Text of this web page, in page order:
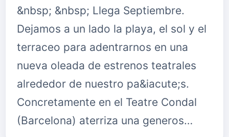
&nbsp; &nbsp; Llega Septiembre.
Dejamos a un lado la playa, el sol y el
terraceo para adentrarnos en una
nueva oleada de estrenos teatrales
alrededor de nuestro pa&iacute;s.
Concretamente en el Teatre Condal
(Barcelona) aterriza una generos…